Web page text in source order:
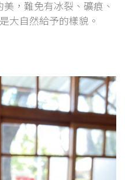
，難免有冰裂、礦痕、
大自然給予的樣貌。